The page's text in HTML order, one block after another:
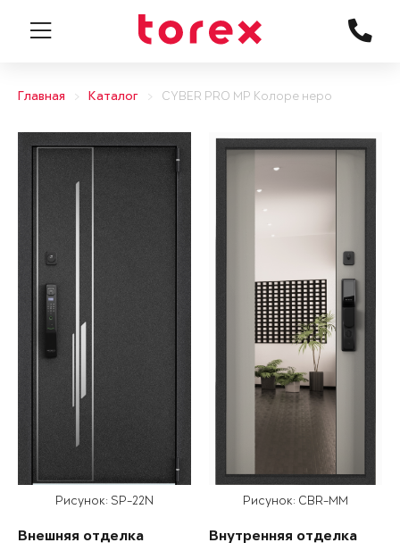
Главная Каталог CYBER PRO MP Колоре неро
Рисунок: SP-22N
Внешняя отделка
Рисунок: CBR-MM
Внутренняя отделка